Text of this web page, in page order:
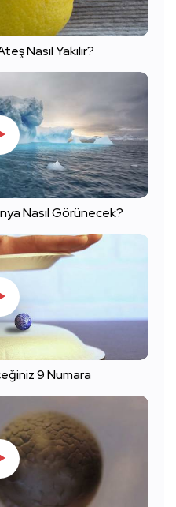
Nasıl Yakılır?
Nasıl Görünecek?
9 Numara